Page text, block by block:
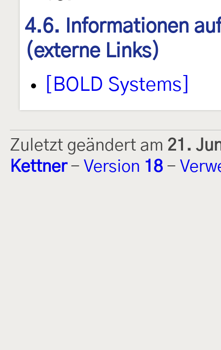
4.6. Informationen
(externe Links)
[BOLD Systems]
Zuletzt geändert am 21.
Kettner- Version 18 -